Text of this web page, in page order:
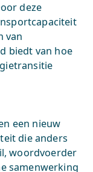
deze
van
biedt van hoe
een nieuw
die anders
woordvoerder
samenwerking